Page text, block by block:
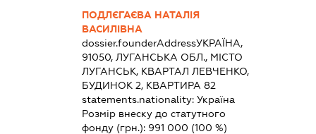
ПОДЛЄГАЄВА НАТАЛІЯ
ВАСИЛІВНА
dossier.founderAddressУКРАЇНА,
91050, ЛУГАНСЬКА ОБЛ., МІСТО
ЛУГАНСЬК, КВАРТАЛ ЛЕВЧЕНКО,
БУДИНОК 2, КВАРТИРА 82
statements.nationality: Україна
Розмір внеску до статутного
фонду (грн.): 991 000 (100 %)